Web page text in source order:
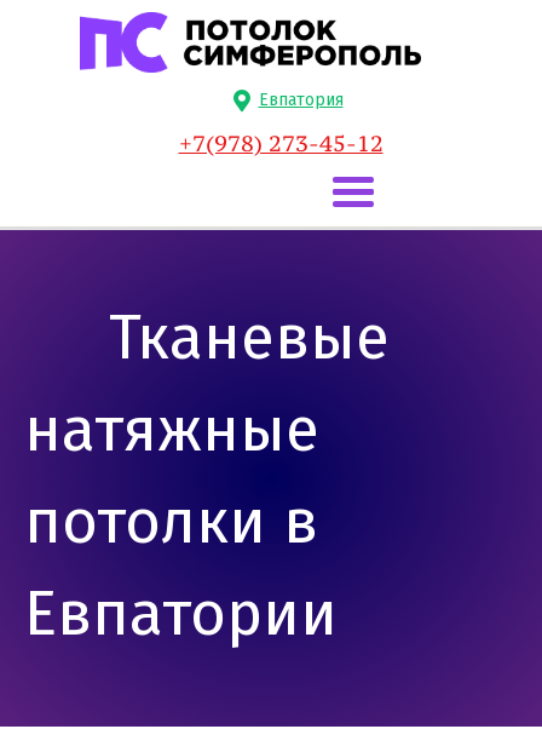
Евпатория
+7(978) 273-45-12
Тканевые
натяжные
потолки в
Евпатории